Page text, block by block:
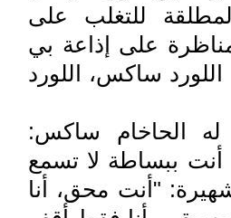
للتغلب على
على إذاعة بي
ساكس، اللورد
الحاخام ساكس:
أنت ببساطة لا تسمع
"أنت محق، أنا